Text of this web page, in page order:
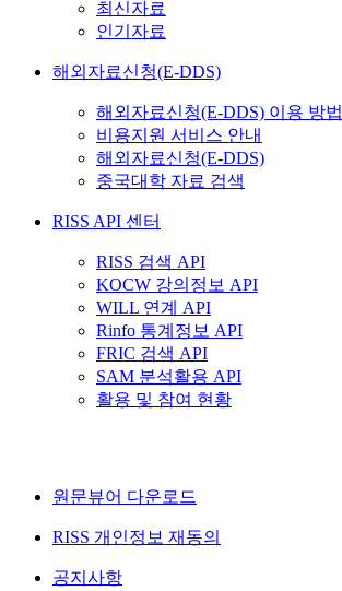
최신자료
인기자료
해외자료신청(E-DDS)
해외자료신청(E-DDS) 이용 방법
비용지원 서비스 안내
해외자료신청(E-DDS)
중국대학 자료 검색
RISS API 센터
RISS 검색 API
KOCW 강의정보 API
WILL 연계 API
Rinfo 통계정보 API
FRIC 검색 API
SAM 분석활용 API
활용 및 참여 현황
원문뷰어 다운로드
RISS 개인정보 재동의
공지사항